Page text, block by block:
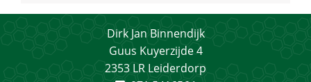
Dirk Jan Binnendijk
Guus Kuyerzijde 4
2353 LR Leiderdorp